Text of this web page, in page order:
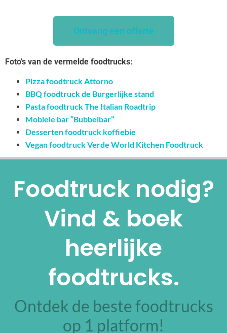
Ontvang een offerte
Foto’s van de vermelde foodtrucks:
Pizza foodtruck Attorno
BBQ foodtruck de Burgerlijke stand
Pasta foodtruck The Italian Roadtrip
Mobiele bar “Bubbelbar”
Desserten foodtruck koffiebie
Vegan foodtruck Verde World Kitchen Foodtruck
Foodtruck nodig?
Vind & boek
heerlijke
foodtrucks.
Ontdek de beste foodtrucks
op 1 platform!